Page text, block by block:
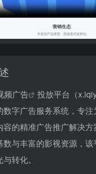
频广告
投放平台（
数字广告服务系统，专
容的精准广告推广解决
数与丰富的影视资源，
转化。